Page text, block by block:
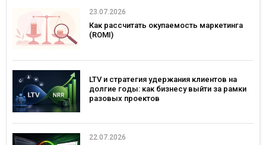
23.07.2026
Как рассчитать окупаемость маркетинга
(ROMI)
LTV и стратегия удержания клиентов на
долгие годы: как бизнесу выйти за рамки
разовых проектов
22.07.2026